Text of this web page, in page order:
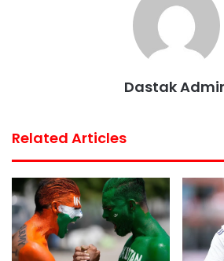
Dastak
Related Articles